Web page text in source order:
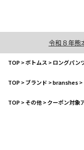
令和８年熊
TOP>ボトムス >ロングパン
TOP>ブランド >branshes>
TOP>その他>クーポン対象